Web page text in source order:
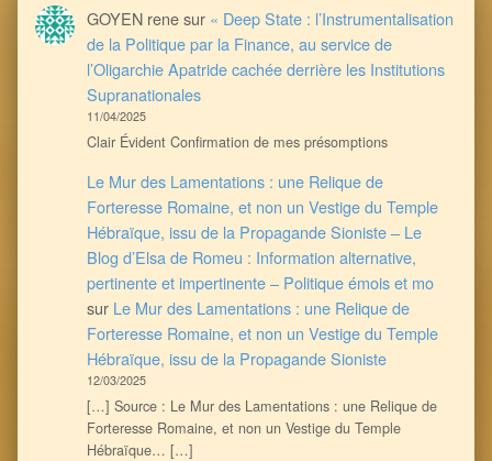
GOYEN renesur « Deep State : l’Instrumentalisation
de la Politique par la Finance, au service de
l’Oligarchie Apatride cachée derrière les Institutions
Supranationales
11/04/2025
Clair Évident Confirmation de mes présomptions
Le Mur des Lamentations : une Relique de
Forteresse Romaine, et non un Vestige du Temple
Hébraïque, issu de la Propagande Sioniste – Le
Blog d’Elsa de Romeu : Information alternative,
pertinente et impertinente – Politique émois et mo
sur Le Mur des Lamentations : une Relique de
Forteresse Romaine, et non un Vestige du Temple
Hébraïque, issu de la Propagande Sioniste
12/03/2025
[…] Source : Le Mur des Lamentations : une Relique de
Forteresse Romaine, et non un Vestige du Temple
Hébraïque… […]